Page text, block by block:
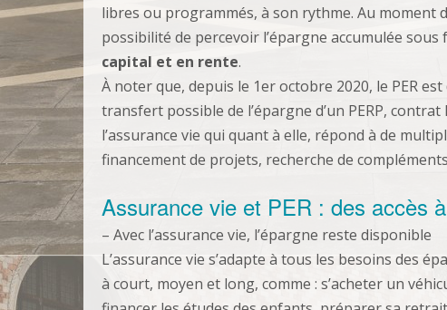
libres ou programmés, à son rythme. Au moment
possibilité de percevoir l’épargne accumulée sous
capital et en rente.
À noter que, depuis le 1er octobre 2020, le PER
transfert possible de l’épargne d’un PERP,
l’assurance vie qui quant à elle, répond à de
financement de projets, recherche de
Assurance vie et PER : des accès
– Avec l’assurance vie, l’épargne reste disponible
L’assurance vie s’adapte à tous les besoins des
à court, moyen et long, comme : s’acheter un